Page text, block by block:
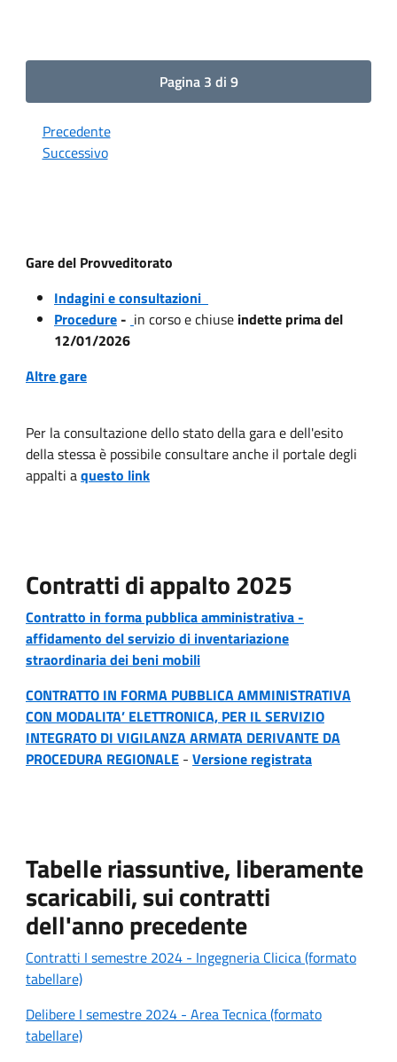
Pagina 3 di 9
Precedente
Successivo
Gare del Provveditorato
Indagini e consultazioni
Procedure- in corso e chiuse indette prima del
12/01/2026
Altre gare
Per la consultazione dello stato della gara e dell'esito
della stessa è possibile consultare anche il portale degli
appalti aquesto link
Contratti di appalto 2025
Contratto in forma pubblica amministrativa -
affidamento del servizio di inventariazione
straordinaria dei beni mobili
CONTRATTO IN FORMA PUBBLICA AMMINISTRATIVA
CON MODALITA’ ELETTRONICA, PER IL SERVIZIO
INTEGRATO DI VIGILANZA ARMATA DERIVANTE DA
PROCEDURA REGIONALE - Versione registrata
Tabelle riassuntive, liberamente
scaricabili, sui contratti
dell'anno precedente
Contratti I semestre 2024 - Ingegneria Clicica (formato
tabellare)
Delibere I semestre 2024 - Area Tecnica (formato
tabellare)